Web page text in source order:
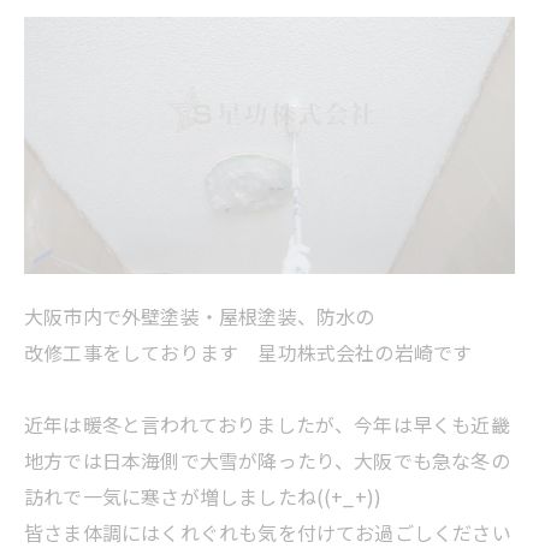
大阪市内で外壁塗装・屋根塗装、防水の
改修工事をしております 星功株式会社の岩崎です
近年は暖冬と言われておりましたが、今年は早くも近畿
地方では日本海側で大雪が降ったり、大阪でも急な冬の
訪れで一気に寒さが増しましたね((+_+))
皆さま体調にはくれぐれも気を付けてお過ごしください